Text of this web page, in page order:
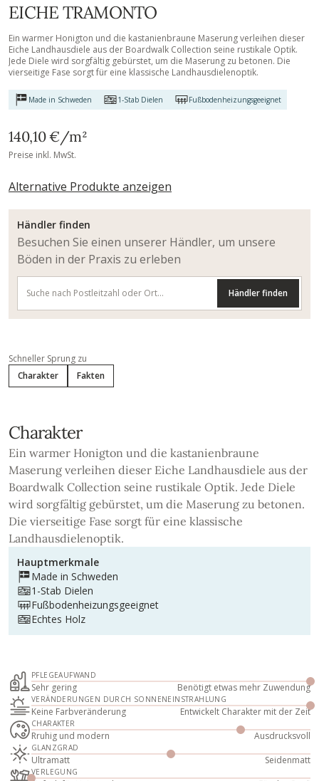
EICHE TRAMONTO
Ein warmer Honigton und die kastanienbraune Maserung verleihen dieser
Eiche Landhausdiele aus der Boardwalk Collection seine rustikale Optik.
Jede Diele wird sorgfältig gebürstet, um die Maserung zu betonen. Die
vierseitige Fase sorgt für eine klassische Landhausdielenoptik.
Made in Schweden 1-Stab Dielen Fußbodenheizungsgeeignet
140,10 €/m²
Preise inkl. MwSt.
Alternative Produkte anzeigen
Händler finden
Besuchen Sie einen unserer Händler, um unsere
Böden in der Praxis zu erleben
Händler finden
Schneller Sprung zu
Charakter
Fakten
Charakter
Ein warmer Honigton und die kastanienbraune
Maserung verleihen dieser Eiche Landhausdiele aus der
Boardwalk Collection seine rustikale Optik. Jede Diele
wird sorgfältig gebürstet, um die Maserung zu betonen.
Die vierseitige Fase sorgt für eine klassische
Landhausdielenoptik.
Hauptmerkmale
Made in Schweden
1-Stab Dielen
Fußbodenheizungsgeeignet
Echtes Holz
PFLEGEAUFWAND
Sehr gering Benötigt etwas mehr Zuwendung
VERÄNDERUNGEN DURCH SONNENEINSTRAHLUNG
Keine Farbveränderung Entwickelt Charakter mit der Zeit
CHARAKTER
Rruhig und modern Ausdrucksvoll
GLANZGRAD
Ultramatt Seidenmatt
VERLEGUNG